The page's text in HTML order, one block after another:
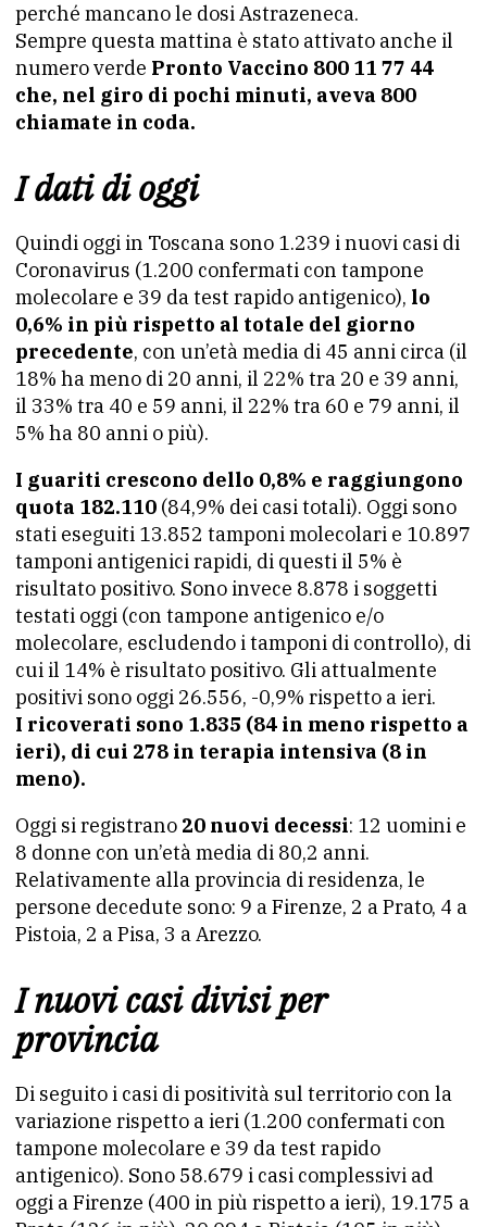
perché mancano le dosi Astrazeneca.
Sempre questa mattina è stato attivato anche il
numero verde Pronto Vaccino 800 11 77 44
che, nel giro di pochi minuti, aveva 800
chiamate in coda.
I dati di oggi
Quindi oggi in Toscana sono 1.239 i nuovi casi di
Coronavirus (1.200 confermati con tampone
molecolare e 39 da test rapido antigenico), lo
0,6% in più rispetto al totale del giorno
precedente, con un’età media di 45 anni circa (il
18% ha meno di 20 anni, il 22% tra 20 e 39 anni,
il 33% tra 40 e 59 anni, il 22% tra 60 e 79 anni, il
5% ha 80 anni o più).
I guariti crescono dello 0,8% e raggiungono
quota 182.110 (84,9% dei casi totali). Oggi sono
stati eseguiti 13.852 tamponi molecolari e 10.897
tamponi antigenici rapidi, di questi il 5% è
risultato positivo. Sono invece 8.878 i soggetti
testati oggi (con tampone antigenico e/o
molecolare, escludendo i tamponi di controllo), di
cui il 14% è risultato positivo. Gli attualmente
positivi sono oggi 26.556, -0,9% rispetto a ieri.
I ricoverati sono 1.835 (84 in meno rispetto a
ieri), di cui 278 in terapia intensiva (8 in
meno).
Oggi si registrano 20 nuovi decessi: 12 uomini e
8 donne con un’età media di 80,2 anni.
Relativamente alla provincia di residenza, le
persone decedute sono: 9 a Firenze, 2 a Prato, 4 a
Pistoia, 2 a Pisa, 3 a Arezzo.
I nuovi casi divisi per
provincia
Di seguito i casi di positività sul territorio con la
variazione rispetto a ieri (1.200 confermati con
tampone molecolare e 39 da test rapido
antigenico). Sono 58.679 i casi complessivi ad
oggi a Firenze (400 in più rispetto a ieri), 19.175 a